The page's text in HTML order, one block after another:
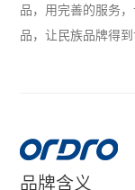
品，用完善的服务
品，让民族品牌得
品牌含义